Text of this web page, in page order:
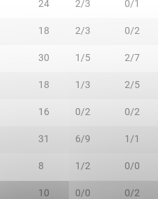
24 2/3 0/1
18 2/3 0/2
30 1/5 2/7
18 1/3 2/5
16 0/2 0/2
31 6/9 1/1
8 1/2 0/0
10 0/0 0/2